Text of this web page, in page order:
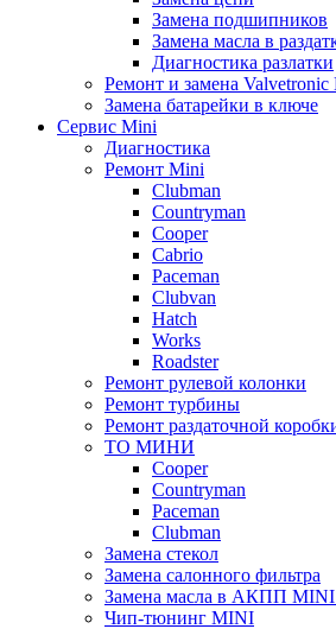
Замена подшипников
Замена масла в
Диагностика разлатки
Ремонт и замена
Замена батарейки в ключе
Сервис Mini
Диагностика
Ремонт Mini
Clubman
Countryman
Cooper
Cabrio
Paceman
Clubvan
Hatch
Works
Roadster
Ремонт рулевой колонки
Ремонт турбины
Ремонт раздаточной
ТО МИНИ
Cooper
Countryman
Paceman
Clubman
Замена стекол
Замена салонного фильтра
Замена масла в АКПП MINI
Чип-тюнинг MINI